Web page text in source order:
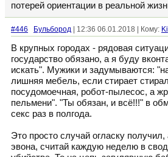
потерей ориентации в реальной
#446 Бульбород | 12:36 06.01.2018 | Кому:
В крупных городах - рядовая
государство обязано, а я буду
искать". Мужики и задумываются:
лишняя мебель, если стирает
посудомоечная, робот-пылесос, а
пельмени". "Ты обязан, и всё!!!" в
секс раз в полгода.
Это просто случай огласку
эвона, считай каждую неделю в